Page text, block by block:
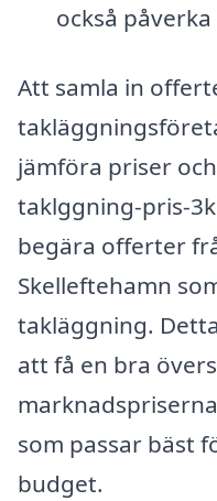
också
Att samla in
jämföra priser
taklggning-pris-
begära offerter
Skelleftehamn
takläggning.
att få en bra
som passar bäst
budget.